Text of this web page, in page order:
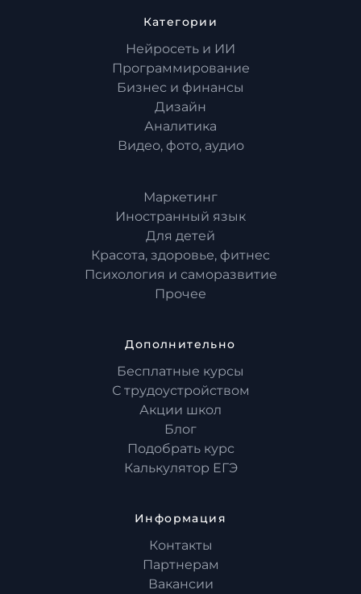
Категории
Нейросеть и ИИ
Программирование
Бизнес и финансы
Дизайн
Аналитика
Видео, фото, аудио
Маркетинг
Иностранный язык
Для детей
Красота, здоровье, фитнес
Психология и саморазвитие
Прочее
Дополнительно
Бесплатные курсы
С трудоустройством
Акции школ
Блог
Подобрать курс
Калькулятор ЕГЭ
Информация
Контакты
Партнерам
Вакансии